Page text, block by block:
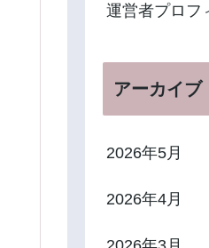
運営者プロフ
アーカイブ
2026年5月
2026年4月